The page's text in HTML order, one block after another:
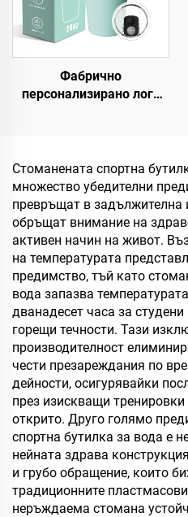
Фабрично
персонализирано лого
капак 20oz неръждаема
стомана термоси чаша
Стоманената спортна
множество убедителни
превръщат в задължителна
обръщат внимание на
активен начин на живот.
на температурата
предимство, тъй като
вода запазва
дванадесет часа за
горещи течности. Тази
производителност
чести презареждания по
дейности, осигурявайки
през изискващи
открито. Друго голямо
спортна бутилка за вода е
нейната здрава
и грубо обращение, които
традиционните
неръждаема стомана